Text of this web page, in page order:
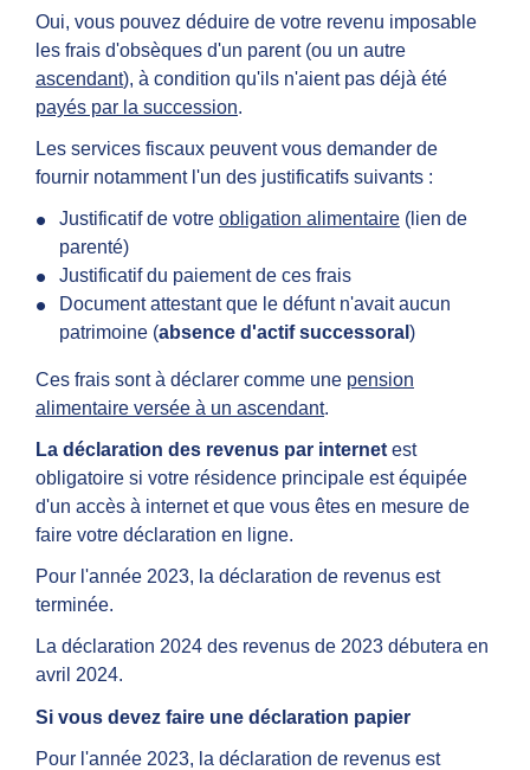
Oui, vous pouvez déduire de votre revenu imposable
les frais d'obsèques d'un parent (ou un autre
ascendant), à condition qu'ils n'aient pas déjà été
payés par la succession.
Les services fiscaux peuvent vous demander de
fournir notamment l'un des justificatifs suivants :
Justificatif de votre obligation alimentaire (lien de
parenté)
Justificatif du paiement de ces frais
Document attestant que le défunt n'avait aucun
patrimoine (absence d'actif successoral )
Ces frais sont à déclarer comme une pension
alimentaire versée à un ascendant.
La déclaration des revenus par internet est
obligatoire si votre résidence principale est équipée
d'un accès à internet et que vous êtes en mesure de
faire votre déclaration en ligne.
Pour l'année 2023, la déclaration de revenus est
terminée.
La déclaration 2024 des revenus de 2023 débutera en
avril 2024.
Si vous devez faire une déclaration papier
Pour l'année 2023, la déclaration de revenus est